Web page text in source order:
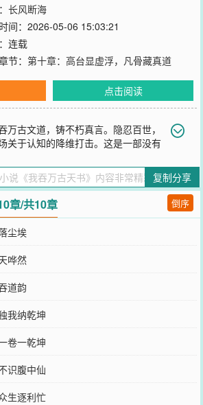
长风断海
间：2026-05-06 15:03:21
连载
节： 第十章：高台显虚浮，凡骨藏真道
点击阅读
万古文道，铸不朽真言。隐忍百世，
关于认知的降维打击。这是一部没有
慎入）
书》还不错的话请不要忘记向您QQ群和微博
复制分享
章/共10章 倒序
尘埃
哗然
道韵
我纳乾坤
卷一乾坤
识腹中仙
生逐利忙